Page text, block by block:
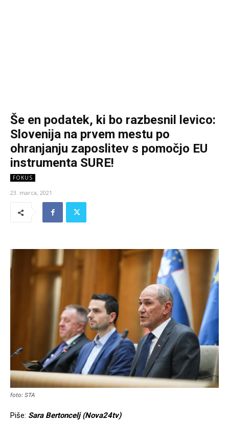
Še en podatek, ki bo razbesnil levico:
Slovenija na prvem mestu po
ohranjanju zaposlitev s pomočjo EU
instrumenta SURE!
FOKUS
23. marca, 2021
foto: STA
Piše: Sara Bertoncelj (Nova24tv)